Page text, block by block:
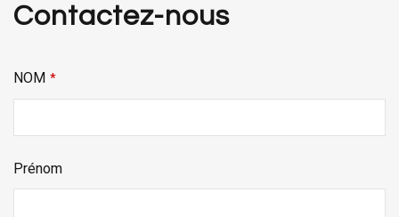
Contactez-nous
NOM *
Prénom